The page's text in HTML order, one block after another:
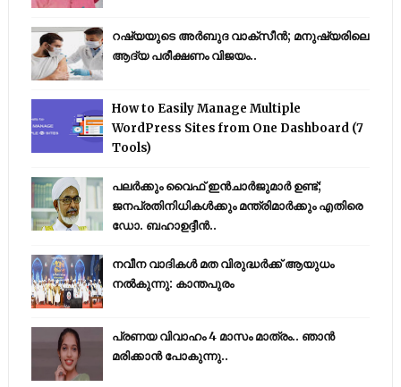
റഷ്യയുടെ അര്‍ബുദ വാക്‌സീന്‍; മനുഷ്യരിലെ
ആദ്യ പരീക്ഷണം വിജയം..
How to Easily Manage Multiple
WordPress Sites from One Dashboard (7
Tools)
പലർക്കും വൈഫ് ഇൻചാർജുമാർ ഉണ്ട്;
ജനപ്രതിനിധികൾക്കും മന്ത്രിമാർക്കും എതിരെ
ഡോ. ബഹാഉദ്ദീൻ..
നവീന വാദികൾ മത വിരുദ്ധർക്ക് ആയുധം
നൽകുന്നു: കാന്തപുരം
പ്രണയ വിവാഹം 4 മാസം മാത്രം.. ഞാൻ
മരിക്കാൻ പോകുന്നു..